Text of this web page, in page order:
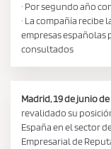
· Por segundo año
· La compañía
empresas españolas
consultados
Madrid, 19 de junio de
revalidado su
España en el sector
Empresarial de